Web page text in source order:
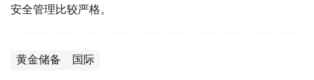
安全管理比较严格。
黄金储备 国际